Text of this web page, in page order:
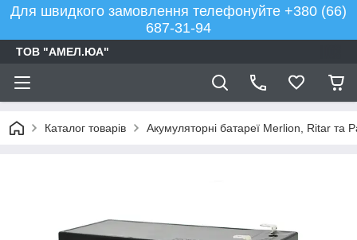
Для швидкого замовлення телефонуйте +380 (66)
687-31-94
ТОВ "АМЕЛ.ЮА"
Каталог товарів Акумуляторні батареї Merlion, Ritar та